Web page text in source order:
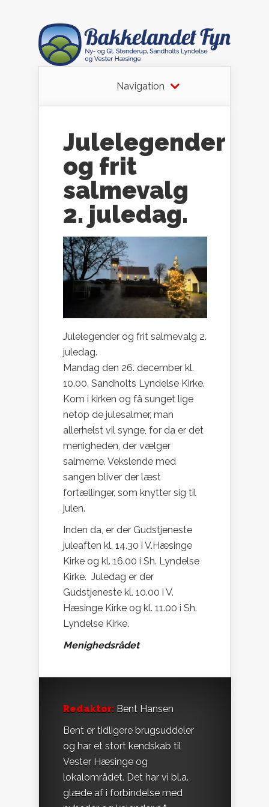
Navigation
Julelegender
og frit
salmevalg
2. juledag.
Julelegender og frit salmevalg 2.
juledag.
Mandag den 26. december kl.
10.00. Sandholts Lyndelse Kirke.
Kom i kirken og få sunget lige
netop de julesalmer, man
allerhelst vil synge, for da er det
menigheden, der vælger
salmerne. Vekslende med
sangen bliver der læst
fortællinger, som knytter sig til
julen.
Inden da, er der Gudstjeneste
juleaften kl. 14.30 i V.Hæsinge
Kirke og kl. 16.00 i Sh. Lyndelse
Kirke. Juledag er der
Gudstjeneste kl. 10.00 i V.
Hæsinge Kirke og kl. 11.00 i Sh.
Lyndelse Kirke.
Menighedsrådet
Redaktør: Bent Hansen
Bent er tidligere brugsuddeler
og har et stort kendskab til
Vester Hæsinge og
lokalområdet. Det har vi bl.a.
glæde af i forbindelse med